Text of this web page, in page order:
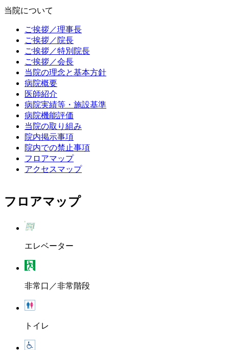
当院について
ご挨拶／理事長
ご挨拶／院長
ご挨拶／特別院長
ご挨拶／会長
当院の理念と基本方針
病院概要
医師紹介
病院実績等・施設基準
病院機能評価
当院の取り組み
院内掲示事項
院内での禁止事項
フロアマップ
アクセスマップ
フロアマップ
エレベーター
非常口／非常階段
トイレ